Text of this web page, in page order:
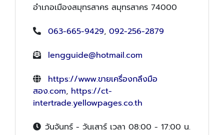
อำเภอเมืองสมุทรสาคร สมุทรสาคร 74000
063-665-9429, 092-256-2879
lengguide@hotmail.com
https://www.ขายเครื่องกลึงมือ
สอง.com, https://ct-
intertrade.yellowpages.co.th
วันจันทร์ - วันเสาร์ เวลา 08:00 - 17:00 น.